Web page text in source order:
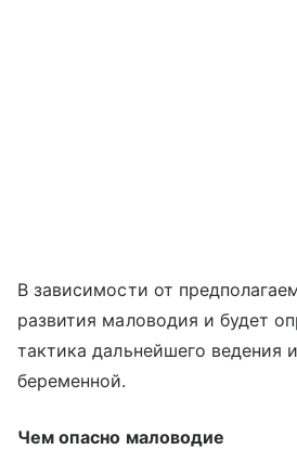
В зависимости от
развития маловодия и будет
тактика дальнейшего ведения
беременной.
Чем опасно маловодие